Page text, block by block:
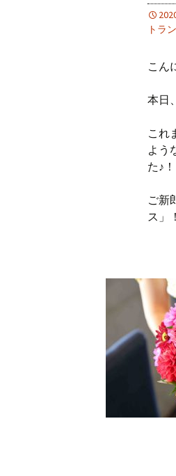
トラン
こん
本日
これ
よう
た♪
ご新
ス」